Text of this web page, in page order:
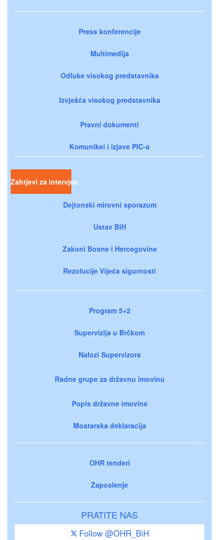
Press konferencije
Multimedija
Odluke visokog predstavnika
Izvješća visokog predstavnika
Pravni dokumenti
Komunikei i izjave PIC-a
Zahtjevi za intervjue
Dejtonski mirovni sporazum
Ustav BiH
Zakoni Bosne i Hercegovine
Rezolucije Vijeća sigurnosti
Program 5+2
Supervizija u Brčkom
Nalozi Supervizora
Radne grupe za državnu imovinu
Popis državne imovine
Mostarska deklaracija
OHR tenderi
Zaposlenje
PRATITE NAS
Follow @OHR_BiH